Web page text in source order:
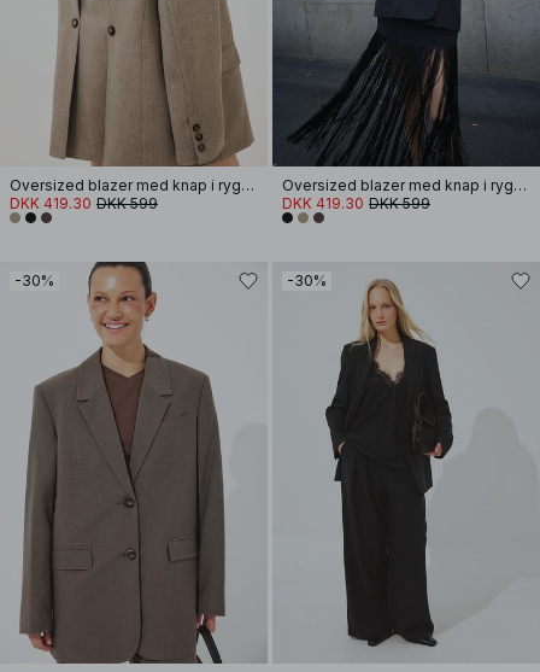
Oversized blazer med knap i ryggen
DKK 419.30 DKK 599
Oversized blazer med knap i ryggen
DKK 419.30 DKK 599
-30% -30%